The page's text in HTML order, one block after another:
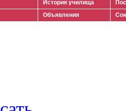
История училища
Объявления